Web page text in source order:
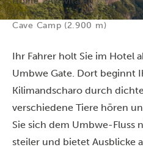
Umbwe Route (1/6) | Umbwe
Cave Camp (2.900 m)
Ihr Fahrer holt Sie im Hotel
Umbwe Gate. Dort beginnt
Kilimandscharo durch
verschiedene Tiere hören
Sie sich dem Umbwe-Fluss
steiler und bietet Ausblicke